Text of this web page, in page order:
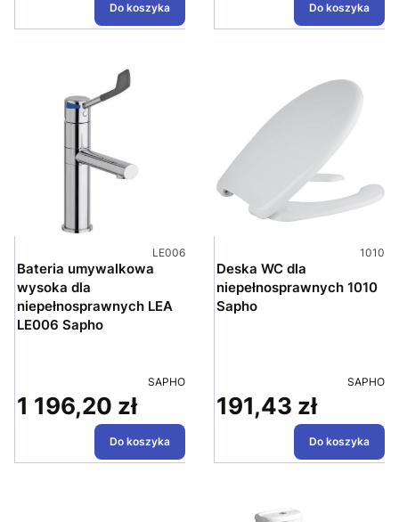
Do koszyka Do koszyka
Kod produktu
LE006
Bateria umywalkowa
wysoka dla
niepełnosprawnych LEA
LE006 Sapho
PRODUCENT
SAPHO
Cena
1 196,20 zł
Do koszyka
Kod
1010
Deska WC dla
niepełnosprawnych 1010
Sapho
SAPHO
Cena
191,43 zł
Do koszyka